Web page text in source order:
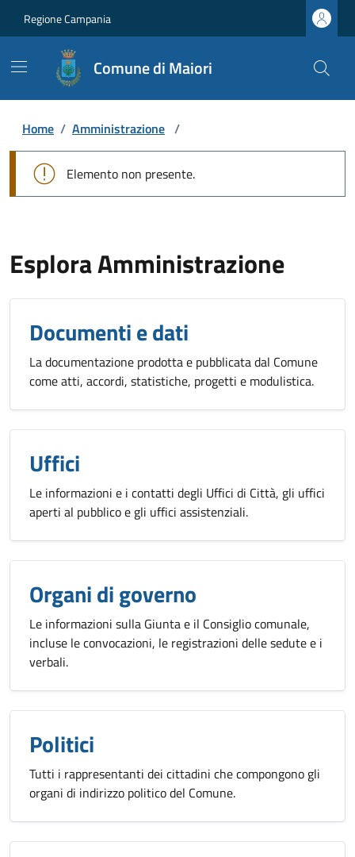
Regione Campania
Comune di Maiori
Home / Amministrazione /
Elemento non presente.
Esplora Amministrazione
Documenti e dati
La documentazione prodotta e pubblicata dal Comune
come atti, accordi, statistiche, progetti e modulistica.
Uffici
Le informazioni e i contatti degli Uffici di Città, gli uffici
aperti al pubblico e gli uffici assistenziali.
Organi di governo
Le informazioni sulla Giunta e il Consiglio comunale,
incluse le convocazioni, le registrazioni delle sedute e i
verbali.
Politici
Tutti i rappresentanti dei cittadini che compongono gli
organi di indirizzo politico del Comune.